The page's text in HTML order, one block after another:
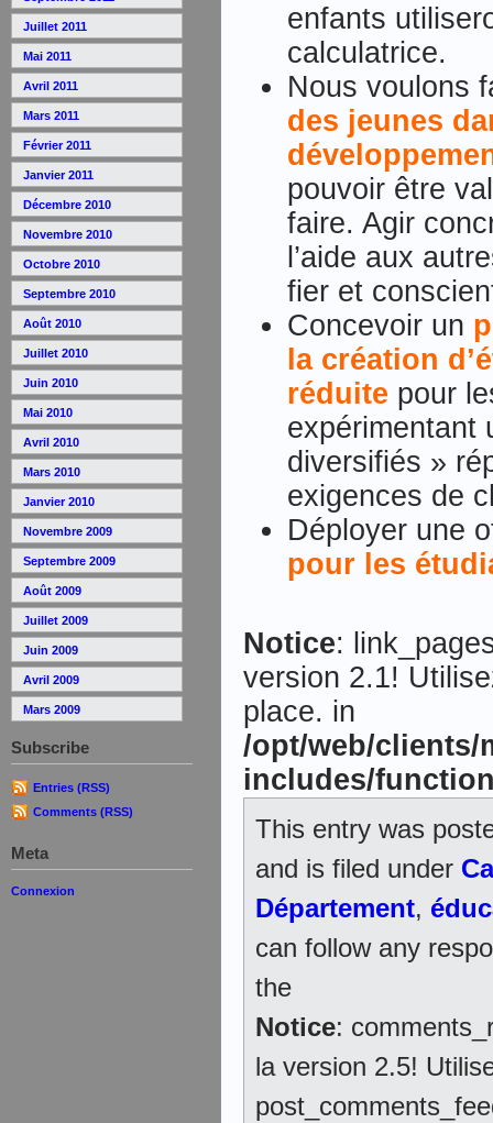
Juillet 2011
Mai 2011
Avril 2011
Mars 2011
Février 2011
Janvier 2011
Décembre 2010
Novembre 2010
Octobre 2010
Septembre 2010
Août 2010
Juillet 2010
Juin 2010
Mai 2010
Avril 2010
Mars 2010
Janvier 2010
Novembre 2009
Septembre 2009
Août 2009
Juillet 2009
Juin 2009
Avril 2009
Mars 2009
Subscribe
Entries (RSS)
Comments (RSS)
Meta
Connexion
enfants
calculatrice.
Nous voulons
des jeunes
pouvoir être
faire. Agir
l’aide aux
fier et
Concevoir un
la création
réduite pour
expérimentant
diversifiés »
exigences de
Déployer une
pour les
Notice:
version 2.1!
place. in
/opt/web/clients/
includes/
This entry was
and is filed under
Département,
can follow any
the
Notice:
la version 2.5!